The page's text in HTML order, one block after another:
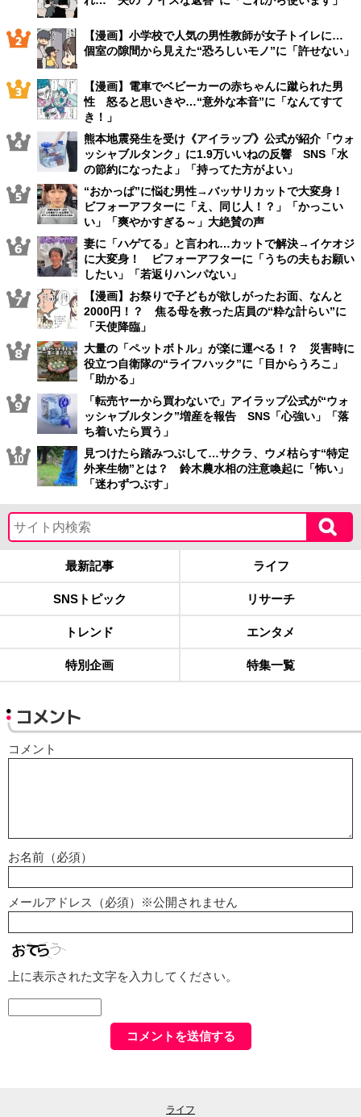
【漫画】小学校で人気の男性教師が女子トイレに…
個室の隙間から見えた“恐ろしいモノ”に「許せない」
【漫画】電車でベビーカーの赤ちゃんに蹴られた男
性 怒ると思いきや…“意外な本音”に「なんてすて
き！」
熊本地震発生を受け《アイラップ》公式が紹介「ウォ
ッシャブルタンク」に1.9万いいねの反響 SNS「水
の節約になったよ」「持ってた方がよい」
“おかっぱ”に悩む男性→バッサリカットで大変身！
ビフォーアフターに「え、同じ人！？」「かっこい
い」「爽やかすぎる～」大絶賛の声
妻に「ハゲてる」と言われ…カットで解決→イケオジ
に大変身！ ビフォーアフターに「うちの夫もお願い
したい」「若返りハンパない」
【漫画】お祭りで子どもが欲しがったお面、なんと
2000円！？ 焦る母を救った店員の“粋な計らい”に
「天使降臨」
大量の「ペットボトル」が楽に運べる！？ 災害時に
役立つ自衛隊の“ライフハック”に「目からうろこ」
「助かる」
「転売ヤーから買わないで」アイラップ公式が“ウォ
ッシャブルタンク”増産を報告 SNS「心強い」「落
ち着いたら買う」
見つけたら踏みつぶして…サクラ、ウメ枯らす“特定
外来生物”とは？ 鈴木農水相の注意喚起に「怖い」
「迷わずつぶす」
最新記事 ライフ
SNSトピック リサーチ
トレンド エンタメ
特別企画 特集一覧
コメント
コメント
お名前（必須）
メールアドレス（必須）※公開されません
上に表示された文字を入力してください。
ライフ